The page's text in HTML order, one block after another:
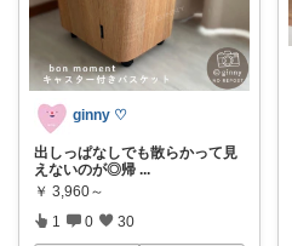
ginny ♡
出しっぱなしでも散らかって見
えないのが◎帰 ...
￥ 3,960～
1 0 30